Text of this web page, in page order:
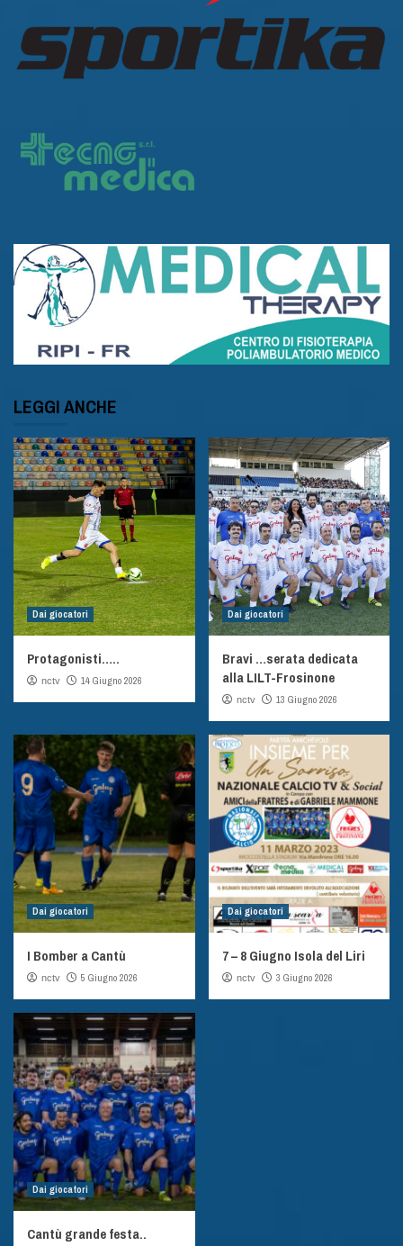
LEGGI ANCHE
Dai giocatori
Protagonisti…..
nctv 14 Giugno 2026
Dai giocatori
Bravi …serata dedicata
alla LILT-Frosinone
nctv 13 Giugno 2026
Dai giocatori
I Bomber a Cantù
nctv 5 Giugno 2026
Dai giocatori
7 – 8 Giugno Isola del Liri
nctv 3 Giugno 2026
Dai giocatori
Cantù grande festa..